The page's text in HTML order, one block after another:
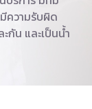
ความรับผิด
กัน และเป็นน้ำ